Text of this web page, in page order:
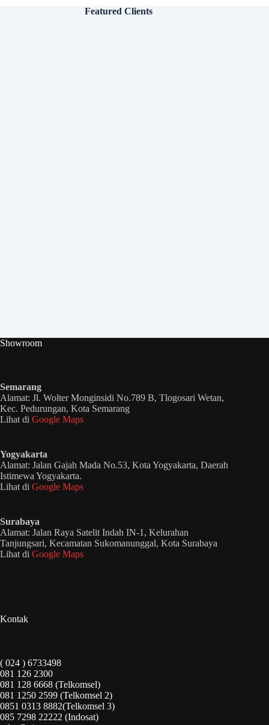
Featured Clients
Showroom
Semarang
Alamat: Jl. Wolter Monginsidi No.789 B, Tlogosari Wetan,
Kec. Pedurungan, Kota Semarang
Lihat di Google Maps
Yogyakarta
Alamat: Jalan Gajah Mada No.53, Kota Yogyakarta, Daerah
Istimewa Yogyakarta.
Lihat di Google Maps
Surabaya
Alamat: Jalan Raya Satelit Indah IN-1, Kelurahan
Tanjungsari, Kecamatan Sukomanunggal, Kota Surabaya
Lihat di Google Maps
Kontak
( 024 ) 6733498
081 126 2300
081 128 6668 (Telkomsel)
081 1250 2599 (Telkomsel 2)
0851 0313 8882(Telkomsel 3)
085 7298 22222 (Indosat)